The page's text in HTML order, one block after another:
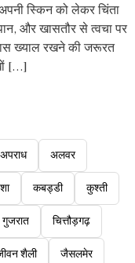
स्किन को लेकर चिंता
और खासतौर से त्वचा पर
ख्याल रखने की जरूरत
[…]
अपराध अलवर
कबड्डी कुश्ती
गुजरात चित्तौड़गढ़
शैली जैसलमेर